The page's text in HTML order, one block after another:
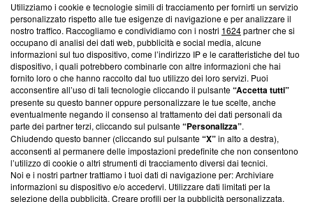
Questa sezione offre informazioni trasparenti su Blasting
News, sui nostri processi editoriali e su come ci impegniamo a
creare news di qualità. Inoltre, afferma la nostra aderenza a
‘Trust Project - News with Integrity’Blasting News non è
ancora membro del programma, ma ha richiesto di farne
parte; Trust Project non ha ancora effettuato una verifica di
conformità agli standard.
Su di noi
Team editoriale
Corporate
Utilizziamo i cookie e tecnologie simili di tracciamento per fornirti un servizio
personalizzato rispetto alle tue esigenze di navigazione e per analizzare il
nostro traffico. Raccogliamo e condividiamo con i nostri 1624partner che si
occupano di analisi dei dati web, pubblicità e social media, alcune
informazioni sul tuo dispositivo, come l’indirizzo IP e le caratteristiche del tuo
dispositivo, i quali potrebbero combinarle con altre informazioni che hai
fornito loro o che hanno raccolto dal tuo utilizzo dei loro servizi. Puoi
acconsentire all’uso di tali tecnologie cliccando il pulsante“Accetta tutti”
presente su questo banner oppure personalizzare le tue scelte, anche
eventualmente negando il consenso al trattamento dei dati personali da
parte dei partner terzi, cliccando sul pulsante“Personalizza”.
Chiudendo questo banner (cliccando sul pulsante“X”in alto a destra),
acconsenti al permanere delle impostazioni predefinite che non consentono
l’utilizzo di cookie o altri strumenti di tracciamento diversi dai tecnici.
Noi e i nostri partner trattiamo i tuoi dati di navigazione per: Archiviare
informazioni su dispositivo e/o accedervi. Utilizzare dati limitati per la
selezione della pubblicità. Creare profili per la pubblicità personalizzata.